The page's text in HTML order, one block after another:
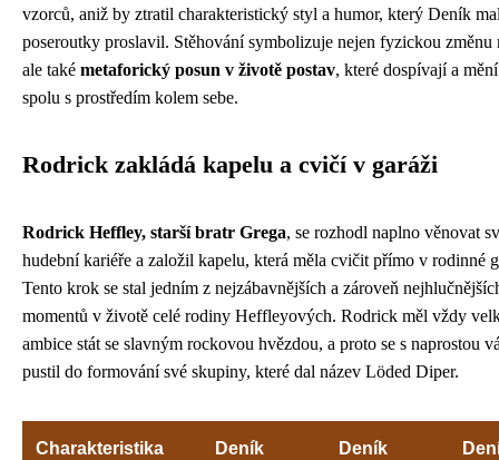
vzorců, aniž by ztratil charakteristický styl a humor, který Deník
poseroutky proslavil. Stěhování symbolizuje nejen fyzickou změnu
ale také metaforický posun v životě postav, které dospívají a
spolu s prostředím kolem sebe.
Rodrick zakládá kapelu a cvičí v garáži
Rodrick Heffley, starší bratr Grega, se rozhodl naplno věnovat
hudební kariéře a založil kapelu, která měla cvičit přímo v rodinné
Tento krok se stal jedním z nejzábavnějších a zároveň
momentů v životě celé rodiny Heffleyových. Rodrick měl vždy
ambice stát se slavným rockovou hvězdou, a proto se s naprostou
pustil do formování své skupiny, které dal název Löded Diper.
Charakteristika
Deník
Deník